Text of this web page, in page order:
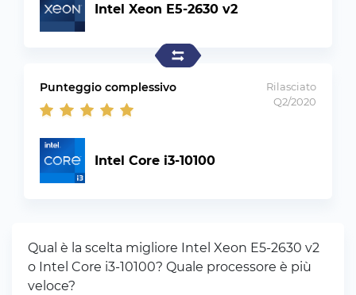
Intel Xeon E5-2630 v2
Rilasciato
Q2/2020
Punteggio complessivo
Intel Core i3-10100
Qual è la scelta migliore Intel Xeon E5-2630 v2
o Intel Core i3-10100? Quale processore è più
veloce?